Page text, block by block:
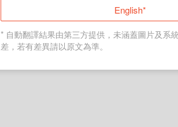
English*
* 自動翻譯結果由第三方提供，未涵蓋圖片及系
差，若有差異請以原文為準。